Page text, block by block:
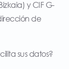
y CIF G-
de
sus datos?